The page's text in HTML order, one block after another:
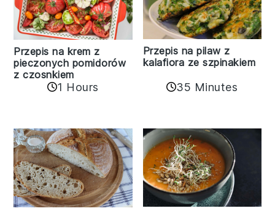
Przepis na krem z
pieczonych pomidorów
z czosnkiem
1 Hours
Przepis na pilaw z
kalafiora ze szpinakiem
35 Minutes